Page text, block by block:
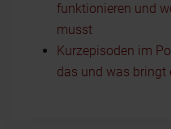
funktionieren und
musst
Kurzepisoden im
das und was bringt